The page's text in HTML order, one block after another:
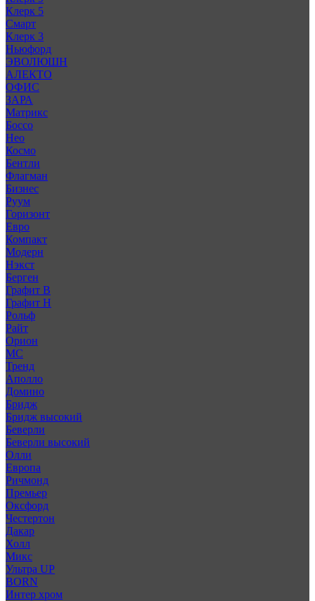
Клерк 5
Смарт
Клерк 3
Ньюфорд
ЭВОЛЮШН
АЛЕКТО
ОФИС
ЗАРА
Матрикс
Боссо
Нео
Космо
Бентли
Флагман
Бизнес
Руум
Горизонт
Евро
Компакт
Модерн
Нэкст
Берген
Графит В
Графит Н
Рольф
Райт
Орион
МС
Тренд
Аполло
Домино
Бридж
Бридж высокий
Беверли
Беверли высокий
Олли
Европа
Ричмонд
Премьер
Оксфорд
Честертон
Дакар
Холл
Микс
Ультра UP
BORN
Интер хром